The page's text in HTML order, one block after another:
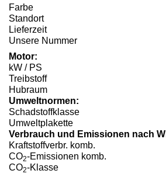
Farbe
Standort
Lieferzeit
Unsere Nummer
Motor:
kW / PS
Treibstoff
Hubraum
Umweltnormen:
Schadstoffklasse
Umweltplakette
Verbrauch und Emissionen nach
Kraftstoffverbr. komb.
CO2-Emissionen komb.
CO2-Klasse